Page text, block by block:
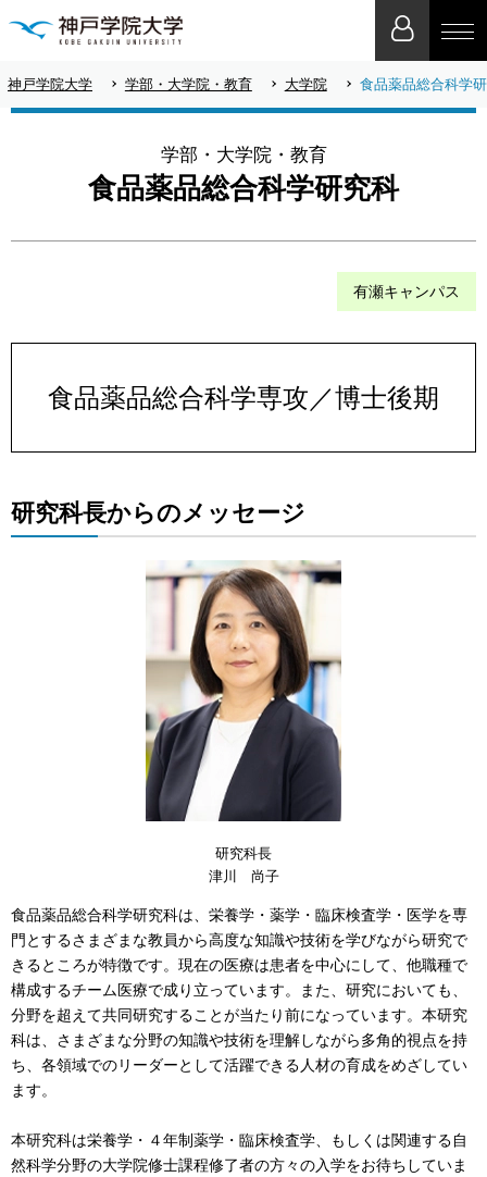
神戸学院大学 学部・大学院・教育 大学院 食品薬品総合科学
学部・大学院・教育
食品薬品総合科学研究科
有瀬キャンパス
食品薬品総合科学専攻／博士後期
研究科長からのメッセージ
研究科長
津川 尚子
食品薬品総合科学研究科は、栄養学・薬学・臨床検査学・医学を専
門とするさまざまな教員から高度な知識や技術を学びながら研究で
きるところが特徴です。現在の医療は患者を中心にして、他職種で
構成するチーム医療で成り立っています。また、研究においても、
分野を超えて共同研究することが当たり前になっています。本研究
科は、さまざまな分野の知識や技術を理解しながら多角的視点を持
ち、各領域でのリーダーとして活躍できる人材の育成をめざしてい
ます。
本研究科は栄養学・４年制薬学・臨床検査学、もしくは関連する自
然科学分野の大学院修士課程修了者の方々の入学をお待ちしていま